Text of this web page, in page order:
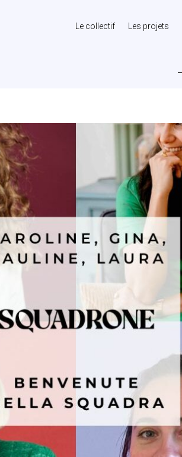
Le collectif Les projets